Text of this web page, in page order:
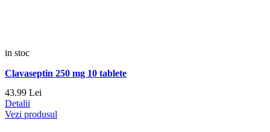
in stoc
Clavaseptin 250 mg 10 tablete
43.99 Lei
Detalii
Vezi produsul